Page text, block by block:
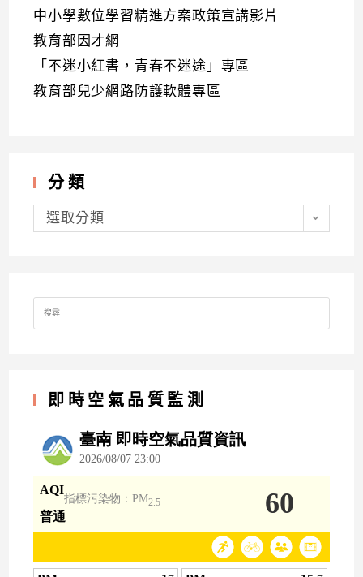
中小學數位學習精進方案政策宣講影片
教育部因才網
「不迷小紅書，青春不迷途」專區
教育部兒少網路防護軟體專區
分類
分
類選取分類
Search
for:
即時空氣品質監測